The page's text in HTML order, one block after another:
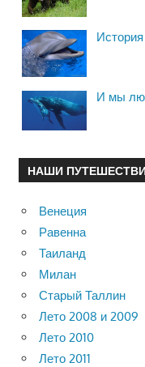
И мы
НАШИ
Венеция
Равенна
Таиланд
Милан
Старый Таллин
Лето 2008 и 2009
Лето 2010
Лето 2011